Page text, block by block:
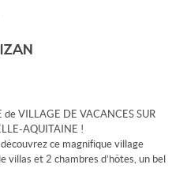
de VILLAGE DE VACANCES SUR
AQUITAINE !
ce magnifique village
villas et 2 chambres d’hôtes, un bel